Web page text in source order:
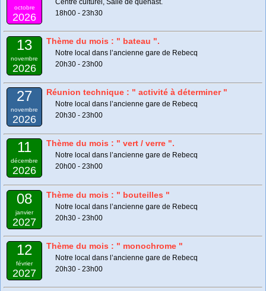
octobre
2026
18h00 - 23h30
13
novembre
2026
Thème du mois : " bateau ".
Notre local dans l’ancienne gare de Rebecq
20h30 - 23h00
27
novembre
2026
Réunion technique : " activité à déterminer "
Notre local dans l’ancienne gare de Rebecq
20h30 - 23h00
11
décembre
2026
Thème du mois : " vert / verre ".
Notre local dans l’ancienne gare de Rebecq
20h00 - 23h00
08
janvier
2027
Thème du mois : " bouteilles "
Notre local dans l’ancienne gare de Rebecq
20h30 - 23h00
12
février
2027
Thème du mois : " monochrome "
Notre local dans l’ancienne gare de Rebecq
20h30 - 23h00